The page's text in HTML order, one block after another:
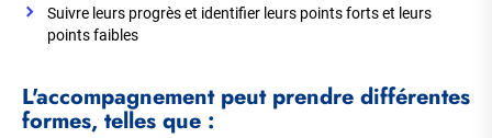
Suivre leurs progrès et identifier leurs points forts et leurs
points faibles
L'accompagnement peut prendre différentes
formes, telles que :